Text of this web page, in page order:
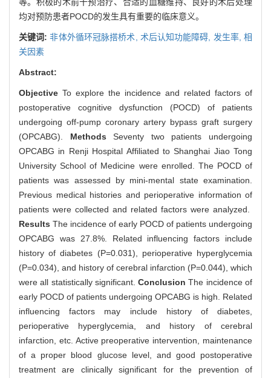
均对预防患者POCD的发生具有重要的临床意义。
关键词:非体外循环冠脉搭桥术, 术后认知功能障碍, 发生率,相
关因素
Abstract:
Objective To explore the incidence and related factors of
postoperative cognitive dysfunction (POCD) of patients
undergoing off-pump coronary artery bypass graft surgery
(OPCABG). MethodsSeventy two patients undergoing
OPCABG in Renji Hospital Affiliated to Shanghai Jiao Tong
University School of Medicine were enrolled. The POCD of
patients was assessed by mini-mental state examination.
Previous medical histories and perioperative information of
patients were collected and related factors were analyzed.
Results The incidence of early POCD of patients undergoing
OPCABG was 27.8%. Related influencing factors include
history of diabetes (P=0.031), perioperative hyperglycemia
(P=0.034), and history of cerebral infarction (P=0.044), which
were all statistically significant.Conclusion The incidence of
early POCD of patients undergoing OPCABG is high. Related
influencing factors may include history of diabetes,
perioperative hyperglycemia, and history of cerebral
infarction, etc. Active preoperative intervention, maintenance
of a proper blood glucose level, and good postoperative
treatment are clinically significant for the prevention of